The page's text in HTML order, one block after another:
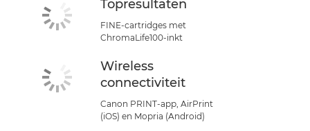
Topresultaten
FINE-cartridges met
ChromaLife100-inkt
Wireless
connectiviteit
Canon PRINT-app, AirPrint
(iOS) en Mopria (Android)